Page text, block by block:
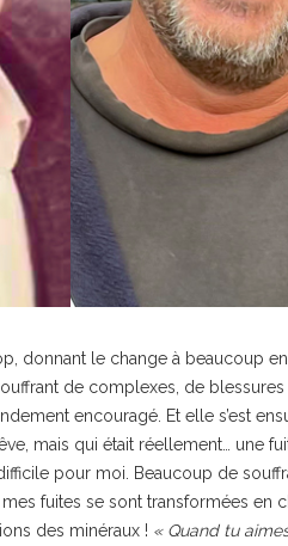
donnant le change à beaucoup
de complexes, de
encouragé. Et elle s’est
mais qui était réellement… une
pour moi. Beaucoup de
fuites se sont transformées en
des minéraux ! « Quand tu